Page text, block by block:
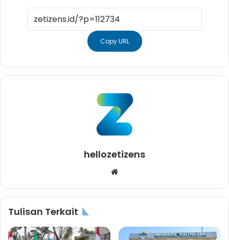
Copy URL
hellozetizens
Tulisan Terkait